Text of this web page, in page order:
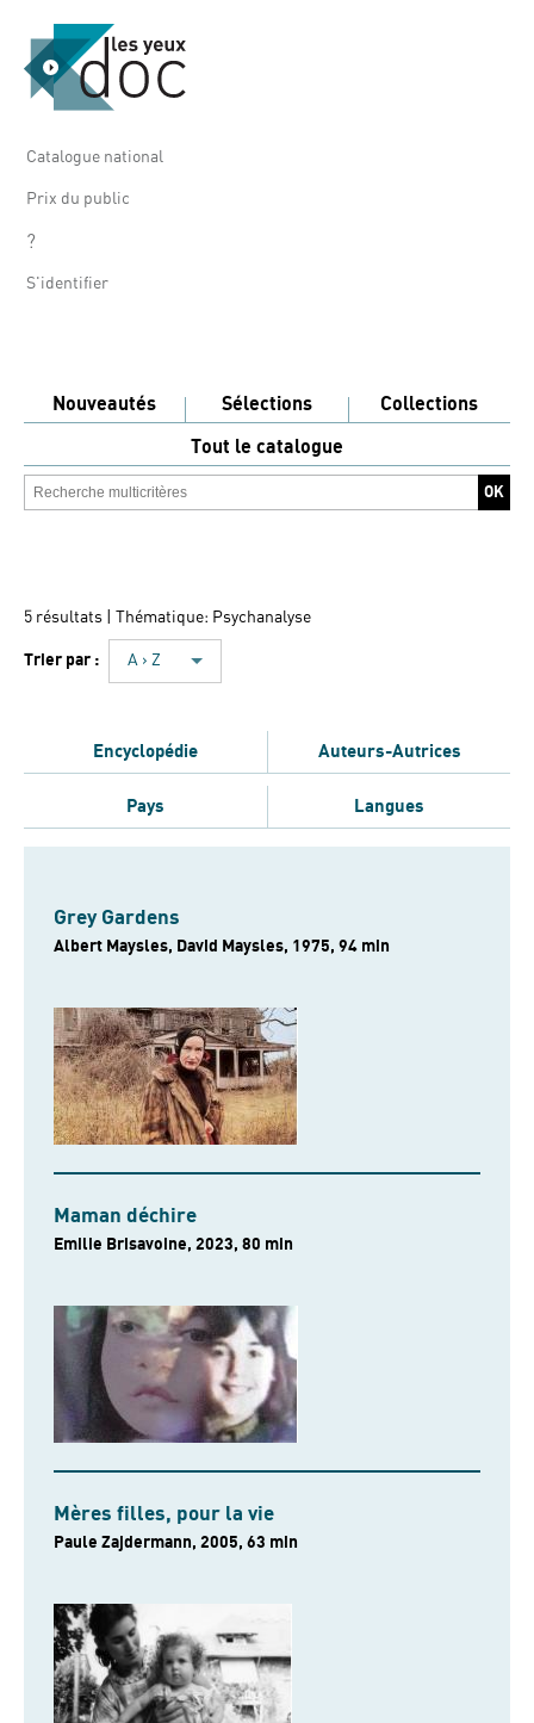
Catalogue national
Prix du public
?
S'identifier
Nouveautés Sélections
Collections
Tout le catalogue
5 résultats | Thématique: Psychanalyse
Trier par : A › Z
Encyclopédie Auteurs-Autrices
Pays Langues
Grey Gardens
Albert Maysles, David Maysles, 1975, 94 min
Maman déchire
Emilie Brisavoine, 2023, 80 min
Mères filles, pour la vie
Paule Zajdermann, 2005, 63 min